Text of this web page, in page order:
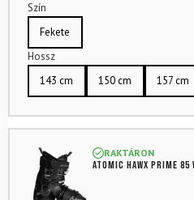
Szín
Fekete
Hossz
143 cm
150 cm 157 cm
RAKTÁRON
ATOMIC Hawx Prime